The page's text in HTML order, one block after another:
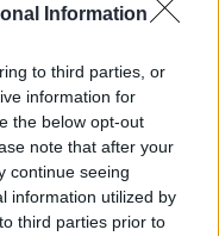
Information
to third parties, or
information for
the below opt-out
note that after your
continue seeing
information utilized by
third parties prior to